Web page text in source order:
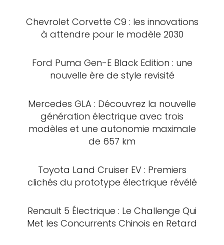
Chevrolet Corvette C9 : les innovations
à attendre pour le modèle 2030
Ford Puma Gen-E Black Edition : une
nouvelle ère de style revisité
Mercedes GLA : Découvrez la nouvelle
génération électrique avec trois
modèles et une autonomie maximale
de 657 km
Toyota Land Cruiser EV : Premiers
clichés du prototype électrique révélé
Renault 5 Électrique : Le Challenge Qui
Met les Concurrents Chinois en Retard